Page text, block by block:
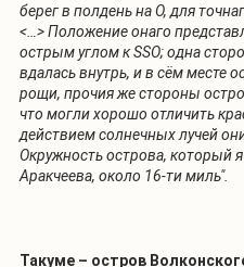
берег в полдень на О, для
<…> Положение онаго
острым углом к SSO; одна
вдалась внутрь, и в сём месте
рощи, прочия же стороны
что могли хорошо отличить
действием солнечных лучей
Окружность острова, который
Аракчеева, около 16-ти миль".
Такуме – остров